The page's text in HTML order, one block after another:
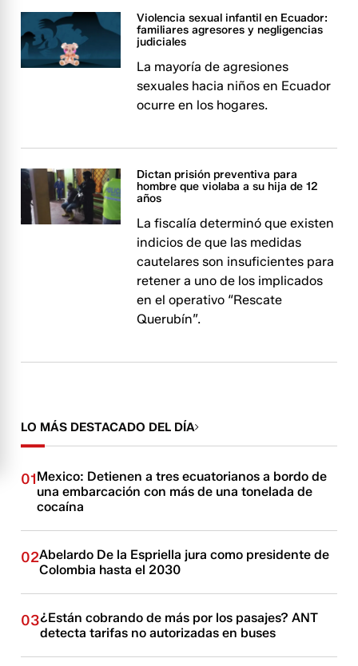
Violencia sexual infantil en Ecuador:
familiares agresores y negligencias
judiciales
La mayoría de agresiones
sexuales hacia niños en Ecuador
ocurre en los hogares.
Dictan prisión preventiva para
hombre que violaba a su hija de 12
años
La fiscalía determinó que existen
indicios de que las medidas
cautelares son insuficientes para
retener a uno de los implicados
en el operativo “Rescate
Querubín”.
LO MÁS DESTACADO DEL DÍA
01Mexico: Detienen a tres ecuatorianos a bordo de
una embarcación con más de una tonelada de
cocaína
02Abelardo De la Espriella jura como presidente de
Colombia hasta el 2030
03¿Están cobrando de más por los pasajes? ANT
detecta tarifas no autorizadas en buses